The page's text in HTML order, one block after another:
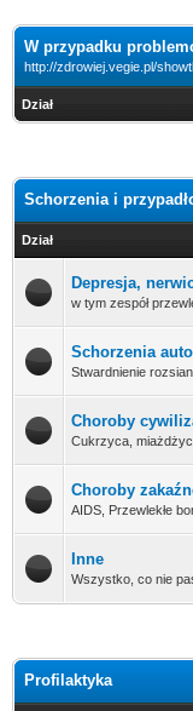
W przypadku
http://zdrowiej.vegie.pl/
Dział
Schorzenia i
Dział
Depresja,
w tym zespół
Schorzenia
Stwardnienie
Choroby
Cukrzyca,
Choroby
AIDS, Przewlekłe
Inne
Wszystko, co nie
Profilaktyka